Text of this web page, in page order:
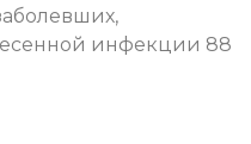
инфекции 88